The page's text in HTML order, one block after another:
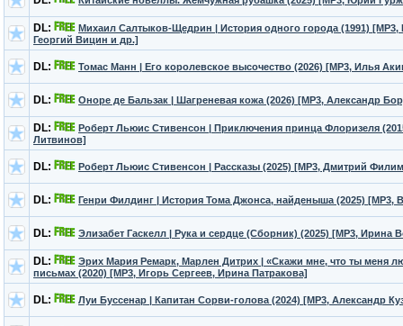
DL:
Михаил Салтыков-Щедрин | История одного города (1991)
Георгий Вицин и др.]
DL: Томас Манн | Его королевское высочество (2026) [MP3, Илья
DL: Оноре де Бальзак | Шагреневая кожа (2026) [MP3, Александр
DL:
Роберт Льюис Стивенсон | Приключения принца Флоризеля
Литвинов]
DL: Роберт Льюис Стивенсон | Рассказы (2025) [MP3, Дмитрий
DL: Генри Филдинг | История Тома Джонса, найденыша (2025) [MP3,
DL: Элизабет Гаскелл | Рука и сердце (Сборник) (2025) [MP3, Ирина
DL:
Эрих Мария Ремарк, Марлен Дитрих | «Скажи мне, что ты меня
письмах (2020) [MP3, Игорь Сергеев, Ирина Патракова]
DL: Луи Буссенар | Капитан Сорви-голова (2024) [MP3, Александр